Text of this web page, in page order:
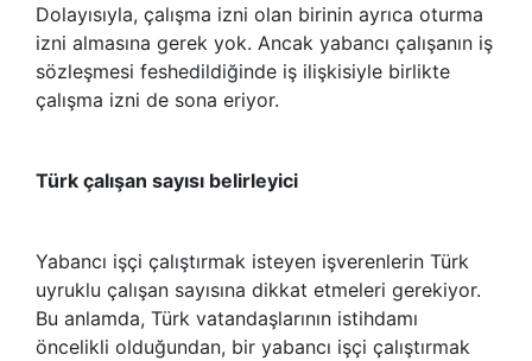
Dolayısıyla, çalışma izni olan birinin ayrıca oturma
izni almasına gerek yok. Ancak yabancı çalışanın iş
sözleşmesi feshedildiğinde iş ilişkisiyle birlikte
çalışma izni de sona eriyor.
Türk çalışan sayısı belirleyici
Yabancı işçi çalıştırmak isteyen işverenlerin Türk
uyruklu çalışan sayısına dikkat etmeleri gerekiyor.
Bu anlamda, Türk vatandaşlarının istihdamı
öncelikli olduğundan, bir yabancı işçi çalıştırmak